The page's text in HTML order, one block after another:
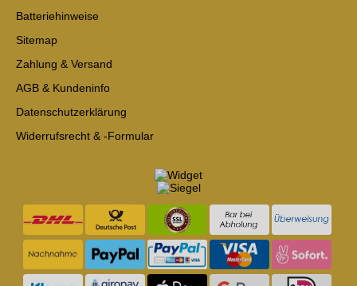
Batteriehinweise
Sitemap
Zahlung & Versand
AGB & Kundeninfo
Datenschutzerklärung
Widerrufsrecht & -Formular